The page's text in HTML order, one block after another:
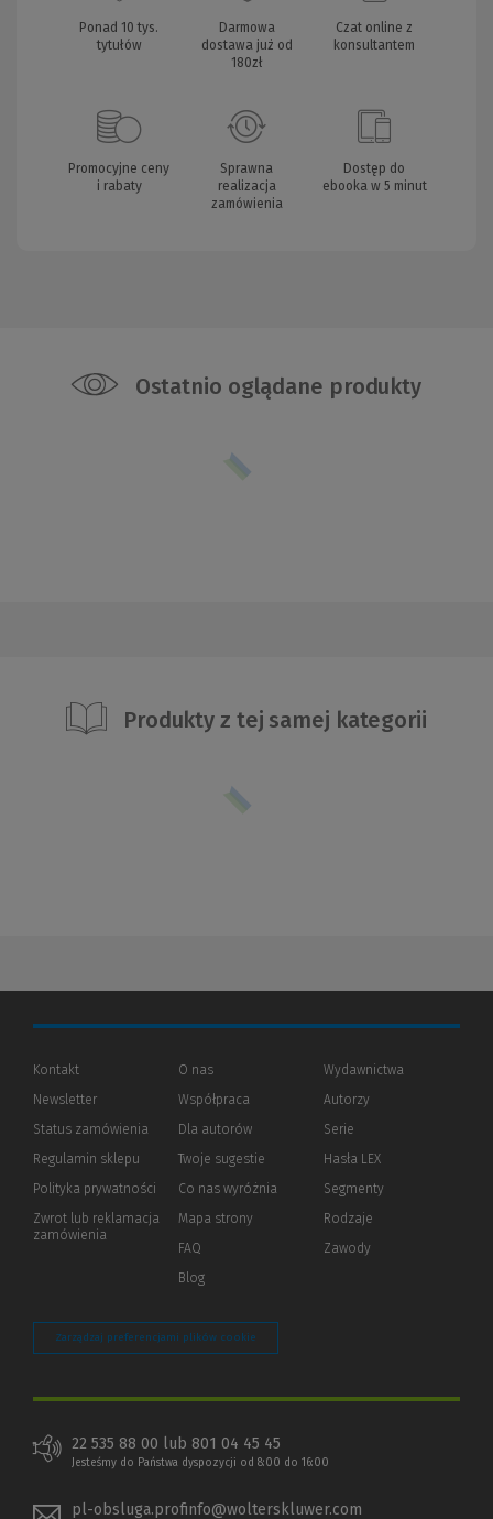
Ponad 10 tys.
tytułów
Darmowa
dostawa już od
180zł
Czat online z
konsultantem
Promocyjne ceny
i rabaty
Sprawna
realizacja
zamówienia
Dostęp do
ebooka w 5 minut
Ostatnio oglądane produkty
Produkty z tej samej kategorii
Kontakt
Newsletter
Status zamówienia
Regulamin sklepu
Polityka prywatności (Nowe
(Link
innej
Zwrot lub reklamacja
zamówienia
O nas
Współpraca
Dla autorów(Nowe
(Link
innej
strony)
Twoje sugestie
Co nas wyróżnia
Mapa strony
FAQ
Blog
Wydawnictwa
Autorzy
Serie
Hasła LEX
Segmenty
Rodzaje
Zawody
Zarządzaj preferencjami plików cookie
22 535 88 00 lub 801 04 45 45
Jesteśmy do Państwa dyspozycji od 8:00 do 16:00
pl-obsluga.profinfo@wolterskluwer.com